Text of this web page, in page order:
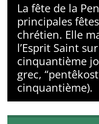
La fête de la
principales
chrétien. Elle
l’Esprit Saint
cinquantième
grec,
cinquantième).